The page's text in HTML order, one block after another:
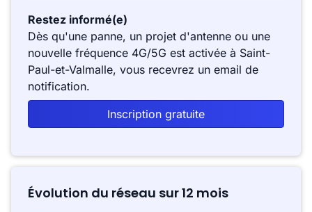
Restez informé(e)
Dès qu'une panne, un projet d'antenne ou une
nouvelle fréquence 4G/5G est activée à Saint-
Paul-et-Valmalle, vous recevrez un email de
notification.
Inscription gratuite
Évolution du réseau sur 12 mois